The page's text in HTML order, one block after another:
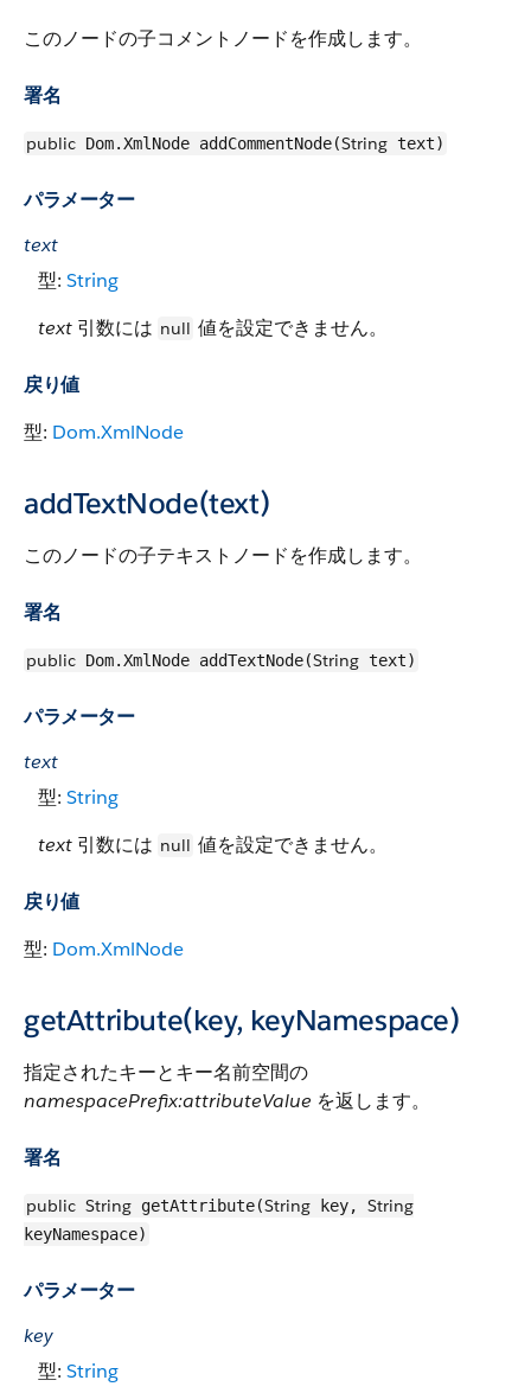
このノードの子コメントノードを作成します。
署名
public Dom.XmlNode addCommentNode(String text)
パラメーター
text
型: String
text 引数には null 値を設定できません。
戻り値
型: Dom.XmlNode
addTextNode(text)
このノードの子テキストノードを作成します。
署名
public Dom.XmlNode addTextNode(String text)
パラメーター
text
型: String
text 引数には null 値を設定できません。
戻り値
型: Dom.XmlNode
getAttribute(key, keyNamespace)
指定されたキーとキー名前空間の
namespacePrefix:attributeValue を返します。
署名
public String getAttribute(String key, String
keyNamespace)
パラメーター
key
型: String